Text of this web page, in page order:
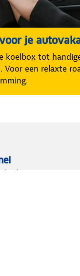
je
koelbox tot
Voor een relaxte